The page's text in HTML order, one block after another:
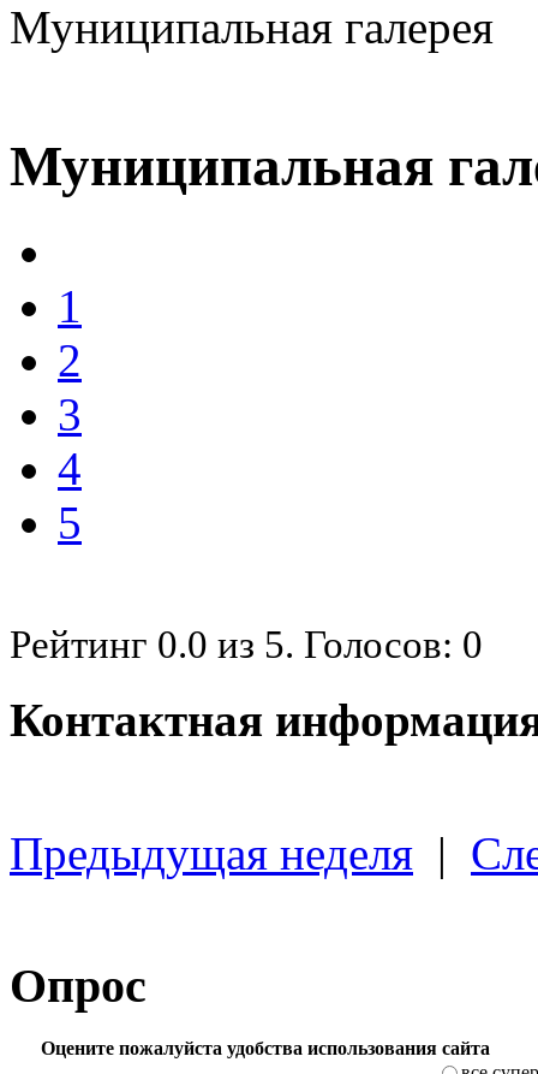
Муниципальная галерея
Муниципальная
1
2
3
4
5
Рейтинг 0.0 из 5. Голосов: 0
Контактная
Предыдущая неделя |
Опрос
Оцените пожалуйста удобства использования сайта